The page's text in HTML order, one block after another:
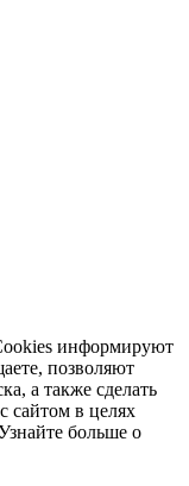
информируют
позволяют
а также сделать
сайтом в целях
больше о